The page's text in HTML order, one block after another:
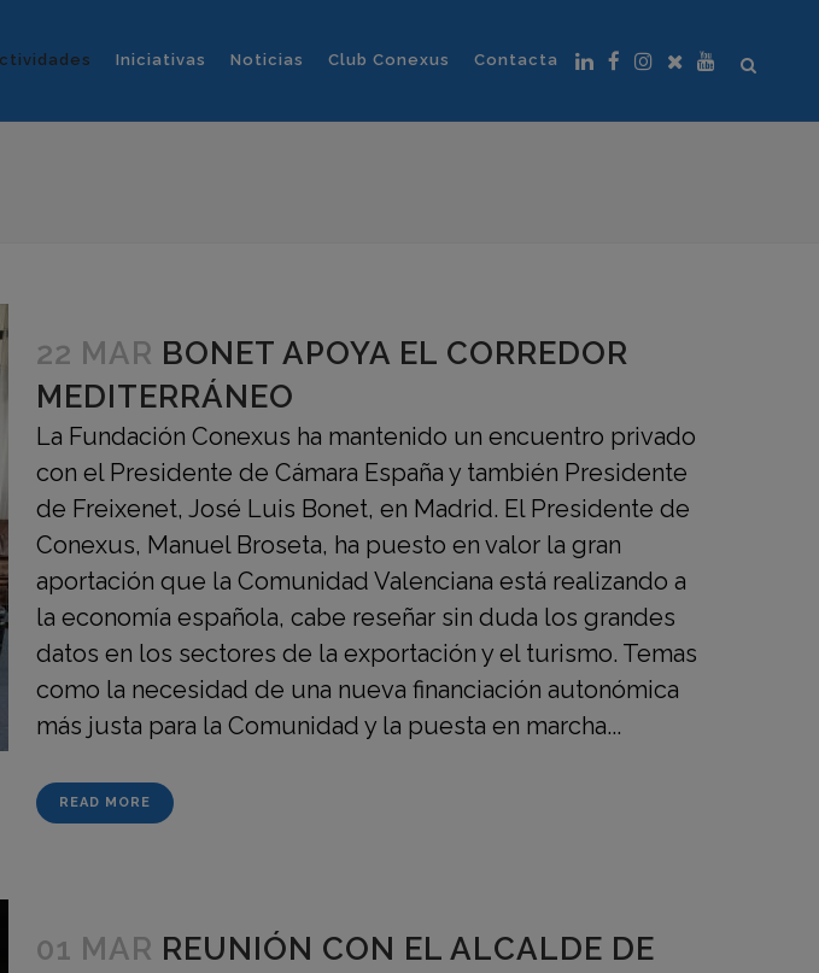
Iniciativas Noticias Club Conexus Contacta
22 MAR BONET APOYA EL CORREDOR
MEDITERRÁNEO
La Fundación Conexus ha mantenido un encuentro privado
con el Presidente de Cámara España y también Presidente
de Freixenet, José Luis Bonet, en Madrid. El Presidente de
Conexus, Manuel Broseta, ha puesto en valor la gran
aportación que la Comunidad Valenciana está realizando a
la economía española, cabe reseñar sin duda los grandes
datos en los sectores de la exportación y el turismo. Temas
como la necesidad de una nueva financiación autonómica
más justa para la Comunidad y la puesta en marcha...
READ MORE
01 MAR REUNIÓN CON EL ALCALDE DE